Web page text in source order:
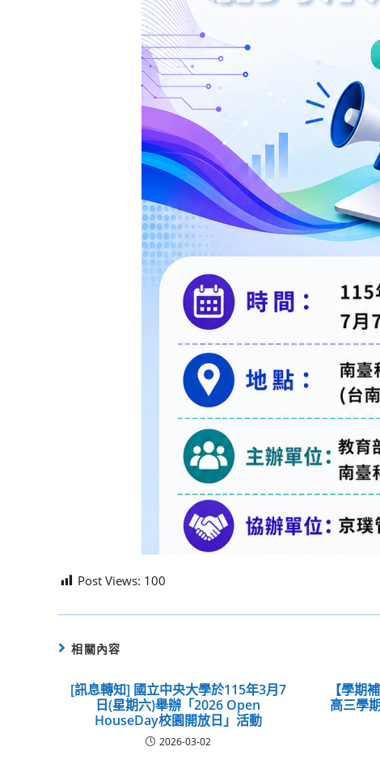
Post Views: 100
相關內容
[訊息轉知] 國立中央大學於115年3月7
日(星期六)舉辦「2026 Open
HouseDay校園開放日」活動
2026-03-02
【學期
高三學